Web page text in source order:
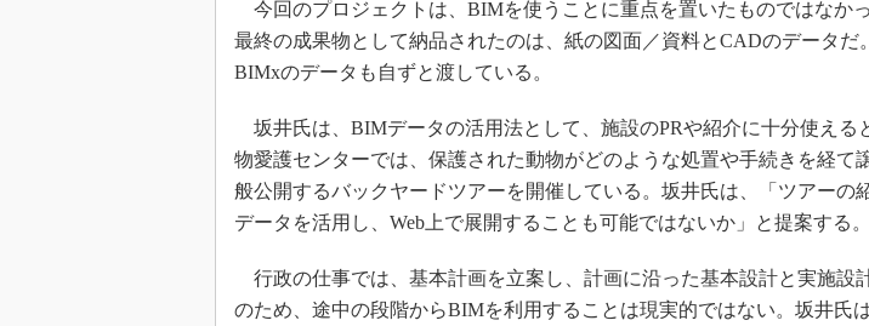
今回のプロジェクトは、BIMを使うことに重点を置いたものではなかっ
最終の成果物として納品されたのは、紙の図面／資料とCADのデータだ
BIMxのデータも自ずと渡している。
坂井氏は、BIMデータの活用法として、施設のPRや紹介に十分使える
物愛護センターでは、保護された動物がどのような処置や手続きを経て
般公開するバックヤードツアーを開催している。坂井氏は、「ツアーの
データを活用し、Web上で展開することも可能ではないか」と提案する。
行政の仕事では、基本計画を立案し、計画に沿った基本設計と実施設
のため、途中の段階からBIMを利用することは現実的ではない。坂井氏